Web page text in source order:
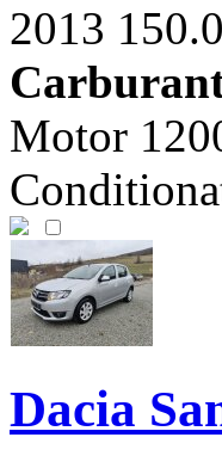
2013
Motor
Dacia